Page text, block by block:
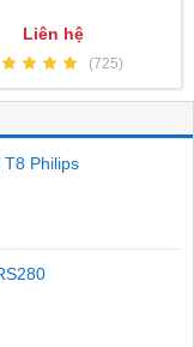
Liên hệ
(725)
Philips